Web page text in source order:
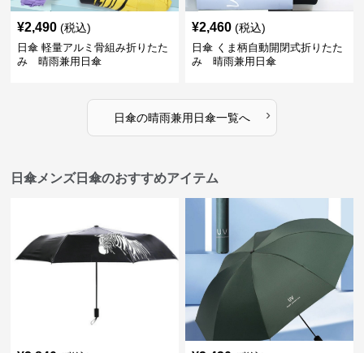
¥2,490 (税込)
日傘 軽量アルミ骨組み折りたた
み 晴雨兼用日傘
¥2,460 (税込)
日傘 くま柄自動開閉式折りたた
み 晴雨兼用日傘
日傘の晴雨兼用日傘一覧へ ›
日傘メンズ日傘のおすすめアイテム